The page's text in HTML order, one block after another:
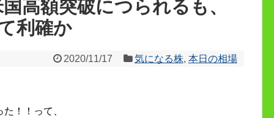
高額突破につられるも、
利確か
2020/11/17 気になる株, 本日の相場
！！って、